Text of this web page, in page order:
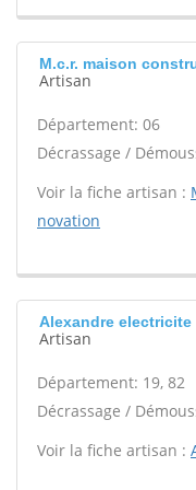
M.c.r. maison
Artisan
Département: 06
Décrassage /
Voir la fiche artisan :
novation
Alexandre
Artisan
Département: 19, 82
Décrassage /
Voir la fiche artisan :